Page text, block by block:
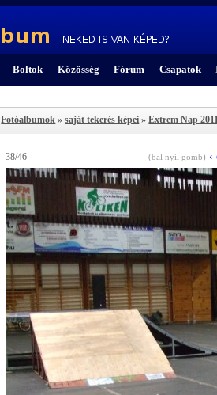
Boltok Közösség Fórum Csapatok
Fotóalbumok »saját tekerés képei »Extrem Nap
38/46 (bal nyíl gomb) ‹